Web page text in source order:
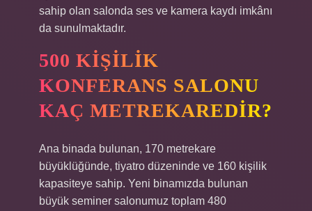
sahip olan salonda ses ve kamera kaydı imkânı
da sunulmaktadır.
500 KIŞILIK
KONFERANS SALONU
KAÇ METREKAREDIR?
Ana binada bulunan, 170 metrekare
büyüklüğünde, tiyatro düzeninde ve 160 kişilik
kapasiteye sahip. Yeni binamızda bulunan
büyük seminer salonumuz toplam 480